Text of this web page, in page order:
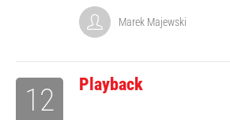
Marek Majewski
Playback
12